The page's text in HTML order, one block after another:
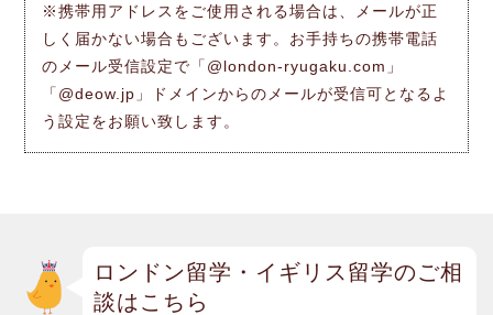
※携帯用アドレスをご使用される場合は、メールが正
しく届かない場合もございます。お手持ちの携帯電話
のメール受信設定で「@london-ryugaku.com」
「@deow.jp」ドメインからのメールが受信可となるよ
う設定をお願い致します。
ロンドン留学・イギリス留学のご相
談はこちら